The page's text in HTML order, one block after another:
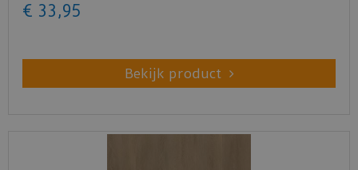
€ 33 ,95
Bekijk product